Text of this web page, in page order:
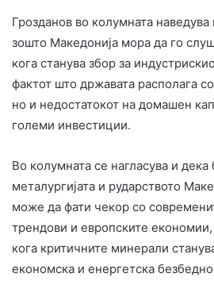
Грозданов во колумната
зошто Македонија мора да го
кога станува збор за
фактот што државата располага
но и недостатокот на домашен
големи инвестиции.
Во колумната се нагласува и дека
металургијата и рударството
може да фати чекор со
трендови и европските
кога критичните минерали
економска и енергетска